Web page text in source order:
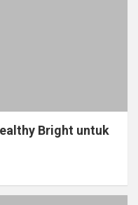
Bright untuk